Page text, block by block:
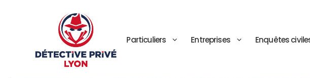
Particuliers Entreprises Enquêtes